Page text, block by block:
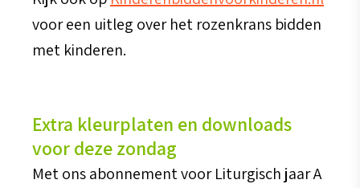
voor een uitleg over het rozenkrans bidden
met kinderen.
Extra kleurplaten en downloads
voor deze zondag
Met ons abonnement voor Liturgisch jaar A